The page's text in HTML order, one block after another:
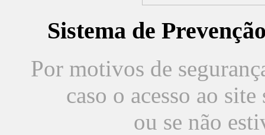
Sistema de
Por motivos de
caso o acesso ao
ou se não